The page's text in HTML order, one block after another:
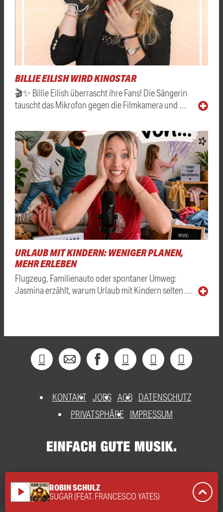
BILLIE EILISH WIRD KINOSTAR
🎬✨ Billie Eilish überrascht ihre Fans! Die Sängerin
tauscht das Mikrofon gegen die Filmkamera und …
URLAUB MIT KINDERN: WENIGER PLANEN,
MEHR ERLEBEN
Flugzeug, Familienauto oder spontaner Umweg:
Jasmina erzählt, warum Urlaub mit Kindern selten …
KONTAKT JOBS AGB DATENSCHUTZ
PRIVATSPHÄRE
IMPRESSUM
play_arrow ROBIN SCHULZ
SUGAR (FEAT. FRANCESCO YATES)